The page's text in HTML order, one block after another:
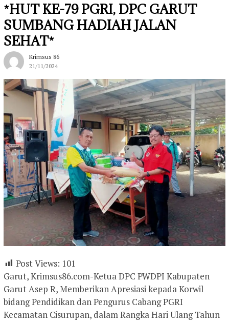
*HUT KE-79 PGRI, DPC GARUT
SUMBANG HADIAH JALAN
SEHAT*
Krimsus 86
21/11/2024
Post Views: 101
Garut, Krimsus86.com-Ketua DPC PWDPI Kabupaten
Garut Asep R, Memberikan Apresiasi kepada Korwil
bidang Pendidikan dan Pengurus Cabang PGRI
Kecamatan Cisurupan, dalam Rangka Hari Ulang Tahun